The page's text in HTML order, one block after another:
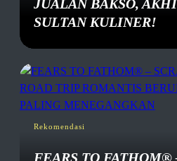
JUALAN BAKSO,
SULTAN KULINER!
Rekomendasi
FEARS TO FATHOM®